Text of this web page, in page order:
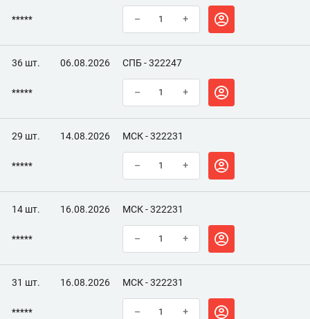
***** – +
36 шт. 06.08.2026 СПБ - 322247
***** – +
29 шт. 14.08.2026 МСК - 322231
***** – +
14 шт. 16.08.2026 МСК - 322231
***** – +
31 шт. 16.08.2026 МСК - 322231
***** – +